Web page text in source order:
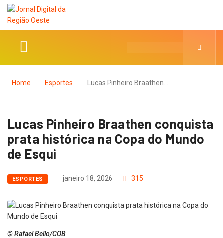
Home Esportes Lucas Pinheiro Braathen…
Lucas Pinheiro Braathen conquista
prata histórica na Copa do Mundo
de Esqui
ESPORTES janeiro 18, 2026 315
© Rafael Bello/COB